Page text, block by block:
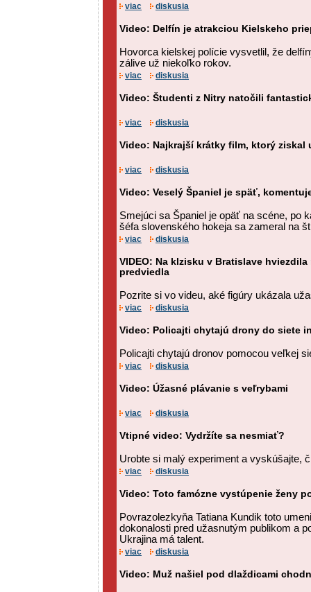
viac diskusia
Video: Delfín je atrakciou Kielskeho
Hovorca kielskej polície vysvetlil, že
zálive už niekoľko rokov.
viac diskusia
Video: Študenti z Nitry natočili
viac diskusia
Video: Najkrajší krátky film, ktorý ziskal
viac diskusia
Video: Veselý Španiel je späť,
Smejúci sa Španiel je opäť na scéne, po
šéfa slovenského hokeja sa zameral na
viac diskusia
VIDEO: Na klzisku v Bratislave hviezdila
predviedla
Pozrite si vo videu, aké figúry ukázala
viac diskusia
Video: Policajti chytajú drony do siete
Policajti chytajú dronov pomocou veľkej
viac diskusia
Video: Úžasné plávanie s veľrybami
viac diskusia
Vtipné video: Vydržíte sa nesmiať?
Urobte si malý experiment a vyskúšajte,
viac diskusia
Video: Toto famózne vystúpenie ženy
Povrazolezkyňa Tatiana Kundik toto
dokonalosti pred užasnutým publikom a
Ukrajina má talent.
viac diskusia
Video: Muž našiel pod dlaždicami